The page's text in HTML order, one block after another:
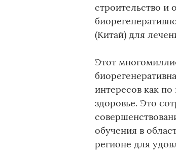
строительство и
(Китай) для
Этот
интересов как
здоровье. Это
обучения в
регионе для